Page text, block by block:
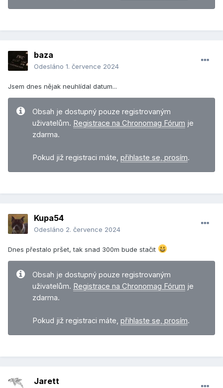
baza
Odesláno 1. července 2024
Jsem dnes nějak neuhlídal datum...
Obsah je dostupný pouze registrovaným
uživatelům. Registrace na Chronomag Fórum je
zdarma.
Pokud již registraci máte, přihlaste se, prosím.
Kupa54
Odesláno 2. července 2024
Dnes přestalo pršet, tak snad 300m bude stačit
Obsah je dostupný pouze registrovaným
uživatelům. Registrace na Chronomag Fórum je
zdarma.
Pokud již registraci máte, přihlaste se, prosím.
Jarett